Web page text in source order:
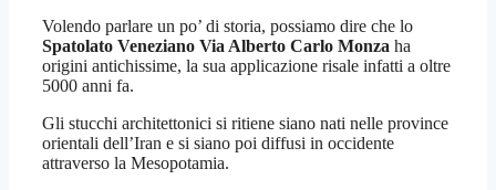
Volendo parlare un po’ di storia, possiamo dire che lo
Spatolato Veneziano Via Alberto Carlo Monza ha
origini antichissime, la sua applicazione risale infatti a oltre
5000 anni fa.
Gli stucchi architettonici si ritiene siano nati nelle province
orientali dell’Iran e si siano poi diffusi in occidente
attraverso la Mesopotamia.